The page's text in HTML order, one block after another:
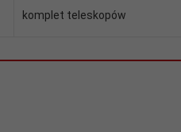
komplet teleskopów